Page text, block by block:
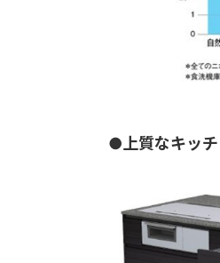
●上質なキッチ